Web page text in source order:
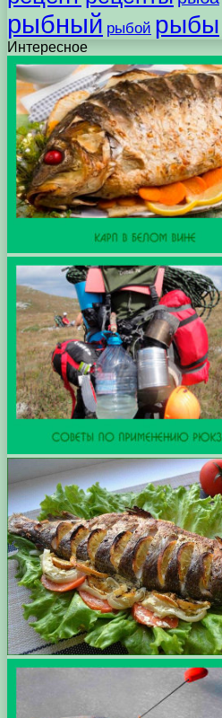
рыбный рыбой рыбы
Интересное